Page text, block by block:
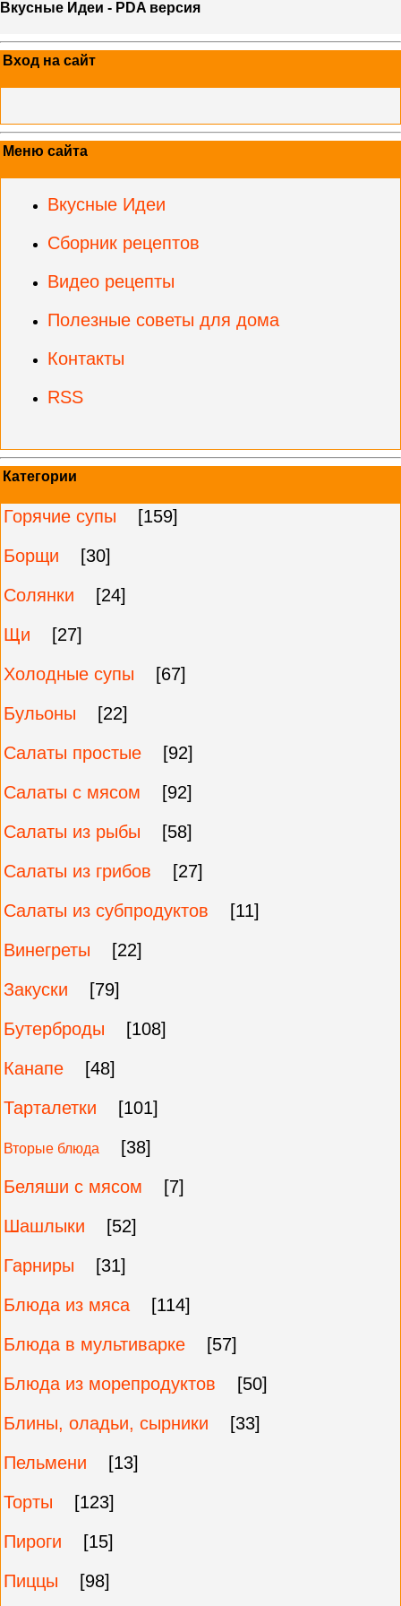
Вкусные Идеи - PDA версия
Вход на сайт
Меню сайта
Вкусные Идеи
Сборник рецептов
Видео рецепты
Полезные советы для дома
Контакты
RSS
Категории
Горячие супы
[159]
Борщи
[30]
Солянки
[24]
Щи
[27]
Холодные супы
[67]
Бульоны
[22]
Салаты простые
[92]
Салаты с мясом
[92]
Салаты из рыбы
[58]
Салаты из грибов
[27]
Салаты из субпродуктов
[11]
Винегреты
[22]
Закуски
[79]
Бутерброды
[108]
Канапе
[48]
Тарталетки
[101]
Вторые блюда
[38]
Беляши с мясом
[7]
Шашлыки
[52]
Гарниры
[31]
Блюда из мяса
[114]
Блюда в мультиварке
[57]
Блюда из морепродуктов
[50]
Блины, оладьи, сырники
[33]
Пельмени
[13]
Торты
[123]
Пироги
[15]
Пиццы
[98]